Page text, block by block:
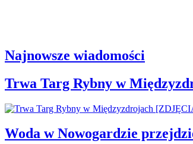
Najnowsze wiadomości
Trwa Targ Rybny w
Woda w Nowogardzie